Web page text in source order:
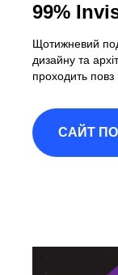
99%
Щотижневий
дизайну та
проходить повз
САЙТ